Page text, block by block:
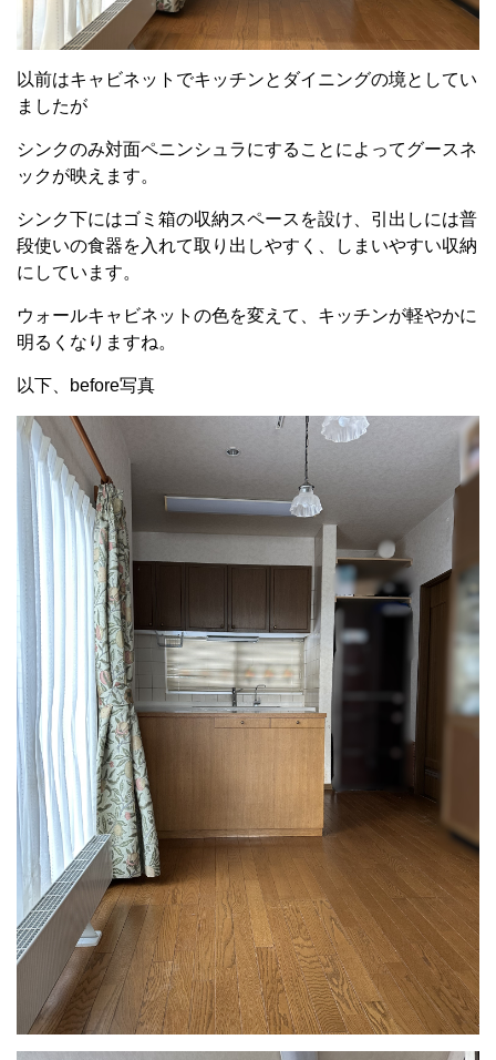
以前はキャビネットでキッチンとダイニングの境としてい
ましたが
シンクのみ対面ペニンシュラにすることによってグースネ
ックが映えます。
シンク下にはゴミ箱の収納スペースを設け、引出しには普
段使いの食器を入れて取り出しやすく、しまいやすい収納
にしています。
ウォールキャビネットの色を変えて、キッチンが軽やかに
明るくなりますね。
以下、before写真